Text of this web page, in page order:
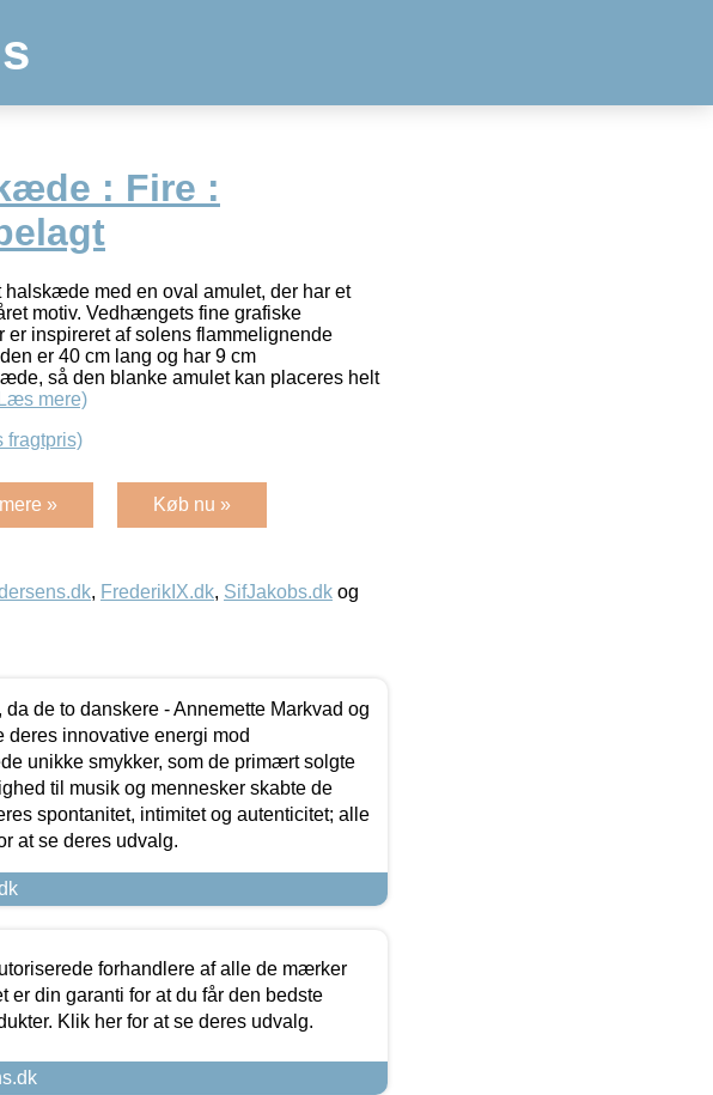
: Fire :
halskæde med en oval amulet, der har et
motiv. Vedhængets fine grafiske
er inspireret af solens flammelignende
er 40 cm lang og har 9 cm
så den blanke amulet kan placeres helt
mere)
fragtpris)
» Køb nu »
, FrederikIX.dk, SifJakobs.dk og
de to danskere - Annemette Markvad og
deres innovative energi mod
unikke smykker, som de primært solgte
til musik og mennesker skabte de
spontanitet, intimitet og autenticitet; alle
at se deres udvalg.
forhandlere af alle de mærker
er din garanti for at du får den bedste
Klik her for at se deres udvalg.